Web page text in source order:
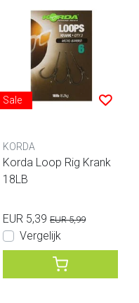
Sale
KORDA
Korda Loop Rig Krank
18LB
EUR 5,39 EUR 5,99
Vergelijk